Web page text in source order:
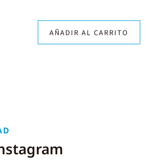
AÑADIR AL CARRITO